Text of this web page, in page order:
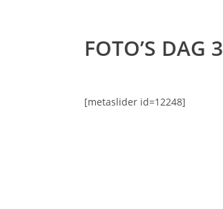
FOTO’S DAG 3
[metaslider id=12248]